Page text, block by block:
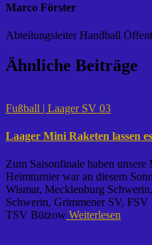
Marco Förster
Abteilungsleiter Handball
Ähnliche Beiträge
Fußball | Laager SV 03
Laager Mini Raketen lassen
Zum Saisonfinale haben
Heimturnier war an diesem
Wismar, Mecklenburg
Schwerin, Grimmener SV,
TSV Bützow Weiterlesen